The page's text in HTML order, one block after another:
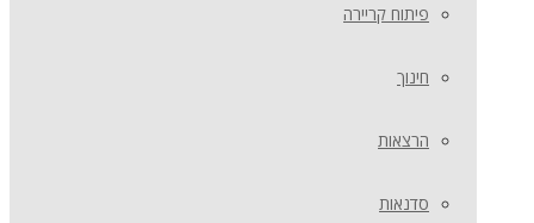
פיתוח קריירה
חינוך
הרצאות
סדנאות